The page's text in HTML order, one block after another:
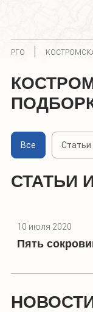
РГО
Все Статьи
СТАТЬИ
10 июля 2020
Пять